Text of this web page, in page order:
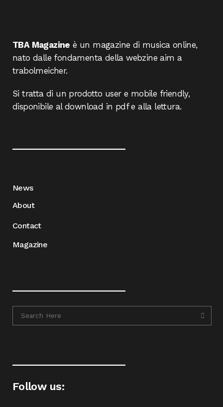
TBA Magazine è un magazine di musica online,
nato dalle fondamenta della webzine aim a
trabolmeicher.
Si tratta di un prodotto user e mobile friendly,
disponibile al download in pdf e alla lettura.
News
About
Contact
Magazine
Follow us: